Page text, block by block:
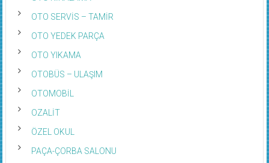
OTO SERVİS – TAMİR
OTO YEDEK PARÇA
OTO YIKAMA
OTOBÜS – ULAŞIM
OTOMOBİL
OZALİT
ÖZEL OKUL
PAÇA-ÇORBA SALONU